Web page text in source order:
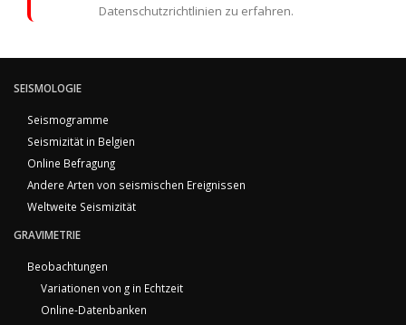
Datenschutzrichtlinien zu erfahren.
SEISMOLOGIE
Seismogramme
Seismizität in Belgien
Online Befragung
Andere Arten von seismischen Ereignissen
Weltweite Seismizität
GRAVIMETRIE
Beobachtungen
Variationen von g in Echtzeit
Online-Datenbanken